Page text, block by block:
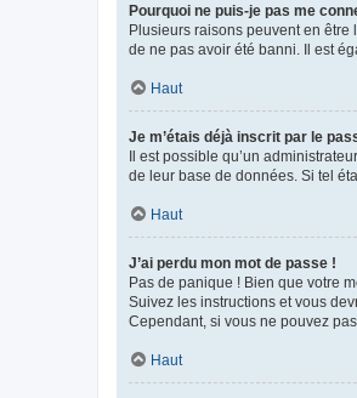
Pourquoi ne puis-je pas me
Plusieurs raisons peuvent en être
de ne pas avoir été banni. Il est
Haut
Je m’étais déjà inscrit par le
Il est possible qu’un
de leur base de données. Si tel
Haut
J’ai perdu mon mot de passe !
Pas de panique ! Bien que votre
Suivez les instructions et vous
Cependant, si vous ne pouvez
Haut